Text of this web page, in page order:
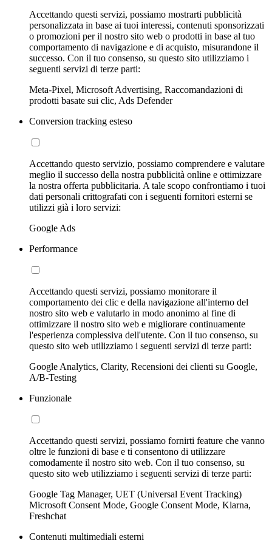
Accettando questi servizi, possiamo mostrarti pubblicità
personalizzata in base ai tuoi interessi, contenuti sponsorizzati
o promozioni per il nostro sito web o prodotti in base al tuo
comportamento di navigazione e di acquisto, misurandone il
successo. Con il tuo consenso, su questo sito utilizziamo i
seguenti servizi di terze parti:
Meta-Pixel, Microsoft Advertising, Raccomandazioni di
prodotti basate sui clic, Ads Defender
Conversion tracking esteso
Accettando questo servizio, possiamo comprendere e valutare
meglio il successo della nostra pubblicità online e ottimizzare
la nostra offerta pubblicitaria. A tale scopo confrontiamo i tuoi
dati personali crittografati con i seguenti fornitori esterni se
utilizzi già i loro servizi:
Google Ads
Performance
Accettando questi servizi, possiamo monitorare il
comportamento dei clic e della navigazione all'interno del
nostro sito web e valutarlo in modo anonimo al fine di
ottimizzare il nostro sito web e migliorare continuamente
l'esperienza complessiva dell'utente. Con il tuo consenso, su
questo sito web utilizziamo i seguenti servizi di terze parti:
Google Analytics, Clarity, Recensioni dei clienti su Google,
A/B-Testing
Funzionale
Accettando questi servizi, possiamo fornirti feature che vanno
oltre le funzioni di base e ti consentono di utilizzare
comodamente il nostro sito web. Con il tuo consenso, su
questo sito web utilizziamo i seguenti servizi di terze parti:
Google Tag Manager, UET (Universal Event Tracking)
Microsoft Consent Mode, Google Consent Mode, Klarna,
Freshchat
Contenuti multimediali esterni